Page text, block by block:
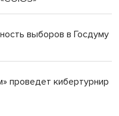
выборов в Госдуму
проведет кибертурнир